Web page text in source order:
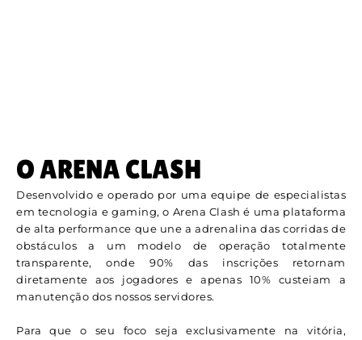
O ARENA CLASH
Desenvolvido e operado por uma equipe de especialistas
em tecnologia e gaming, o Arena Clash é uma plataforma
de alta performance que une a adrenalina das corridas de
obstáculos a um modelo de operação totalmente
transparente, onde 90% das inscrições retornam
diretamente aos jogadores e apenas 10% custeiam a
manutenção dos nossos servidores.
Para que o seu foco seja exclusivamente na vitória,